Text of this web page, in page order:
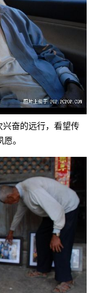
奋的远行，看望传
。